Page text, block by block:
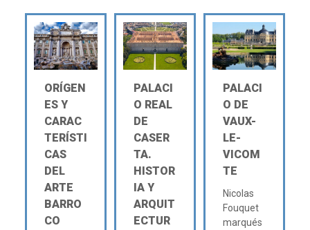
ORÍGEN
ES Y
CARAC
TERÍSTI
CAS
DEL
ARTE
BARRO
CO
PALACI
O REAL
DE
CASER
TA.
HISTOR
IA Y
ARQUIT
ECTUR
PALACI
O DE
VAUX-
LE-
VICOM
TE
Nicolas
Fouquet
marqués